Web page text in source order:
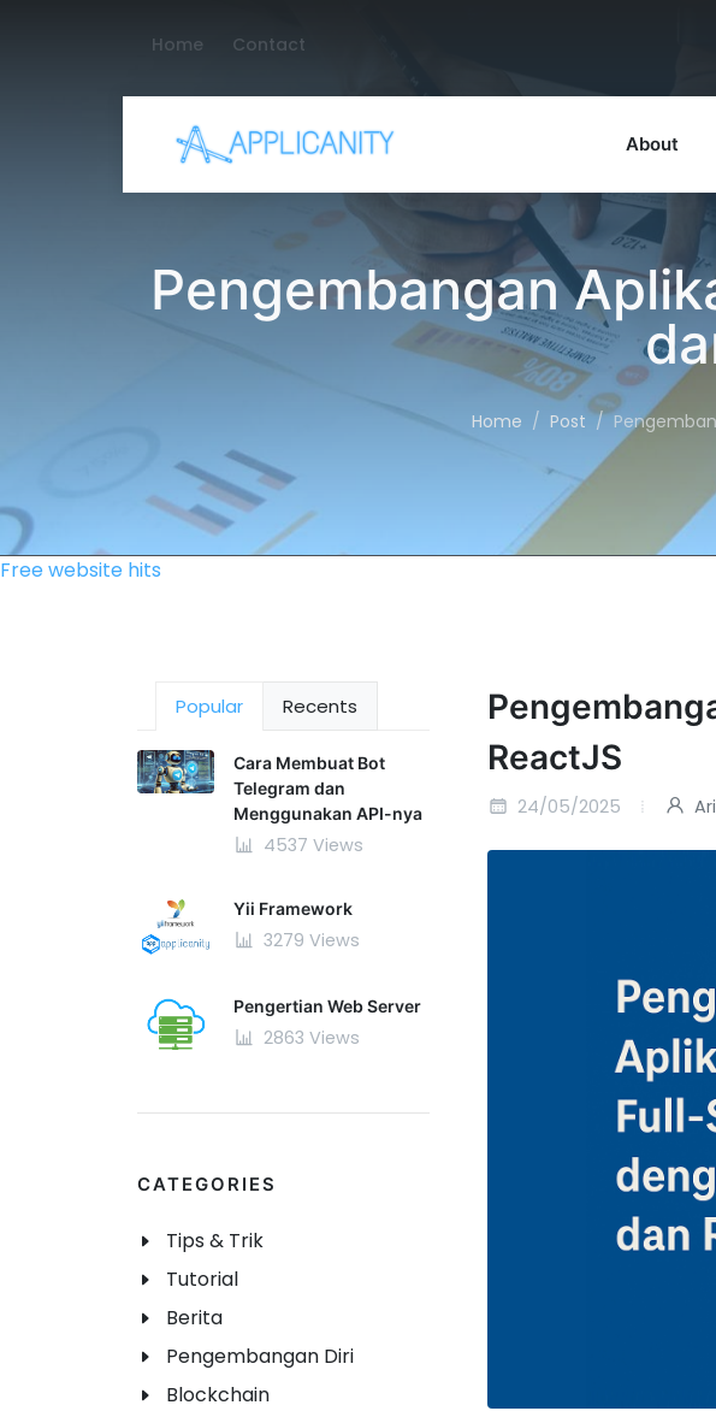
Home Contact
About
Pengembangan
Home Post
Free website hits
ReactJS
24/05/2025
Popular Recents
Cara Membuat Bot
Telegram dan
Menggunakan API-nya
4537 Views
Yii Framework
3279 Views
Pengertian Web Server
2863 Views
CATEGORIES
Tips & Trik
Tutorial
Berita
Pengembangan Diri
Blockchain